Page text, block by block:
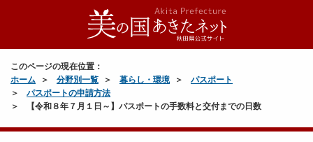
このページの現在位置：
ホーム
分野別一覧 暮らし・環境
パスポート
パスポートの申請方法
【令和８年７月１日～】パスポートの手数料と交付までの日数